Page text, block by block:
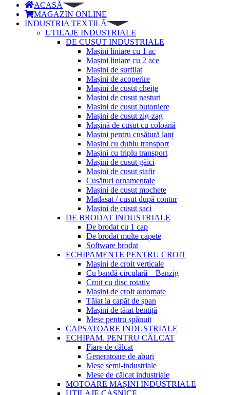
ACASĂ
MAGAZIN ONLINE
INDUSTRIA TEXTILĂ
UTILAJE INDUSTRIALE
DE CUSUT INDUSTRIALE
Mașini liniare cu 1 ac
Mașini liniare cu 2 ace
Mașini de surfilat
Mașini de acoperire
Mașini de cusut cheițe
Mașini de cusut nasturi
Masini de cusut butoniere
Mașini de cusut zig-zag
Mașină de cusut cu coloană
Mașini pentru cusătură lanț
Mașini cu dublu transport
Mașini cu triplu transport
Mașini de cusut găici
Mașini de cusut ștafir
Cusături ornamentale
Mașini de cusut mochete
Matlasat / cusut după contur
Mașini de cusut saci
DE BRODAT INDUSTRIALE
De brodat cu 1 cap
De brodat multe capete
Software brodat
ECHIPAMENTE PENTRU CROIT
Mașini de croit verticale
Cu bandă circulară – Banzig
Croit cu disc rotativ
Mașini de croit automate
Tăiat la capăt de șpan
Mașini de tăiat bentiță
Mese pentru șpănuit
CAPSATOARE INDUSTRIALE
ECHIPAM. PENTRU CĂLCAT
Fiare de călcat
Generatoare de aburi
Mese semi-industriale
Mese de călcat industriale
MOTOARE MAȘINI INDUSTRIALE
UTILAJE CASNICE